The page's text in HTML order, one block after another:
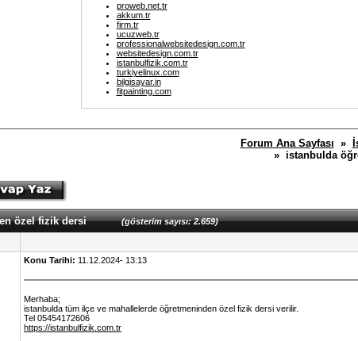
proweb.net.tr
akkum.tr
firm.tr
ucuzweb.tr
professionalwebsitedesign.com.tr
websitedesign.com.tr
istanbulfizik.com.tr
turkiyelinux.com
bilgisayar.in
fitpainting.com
Forum Ana Sayfası »
» istanbulda
özel fizik dersi(gösterim sayısı: 2.659)
Konu Tarihi: 11.12.2024- 13:13
Merhaba;
istanbulda tüm ilçe ve mahallelerde öğretmeninden özel fizik dersi verilir.
Tel 05454172606
https://istanbulfizik.com.tr